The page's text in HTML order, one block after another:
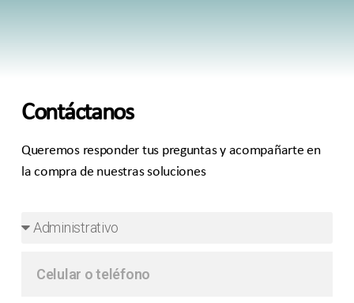
Contáctanos
Queremos responder tus preguntas y acompañarte en
la compra de nuestras soluciones